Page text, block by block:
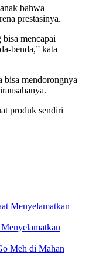
bahwa
prestasinya.
mencapai
benda,” kata
bisa mendorongnya
produk sendiri